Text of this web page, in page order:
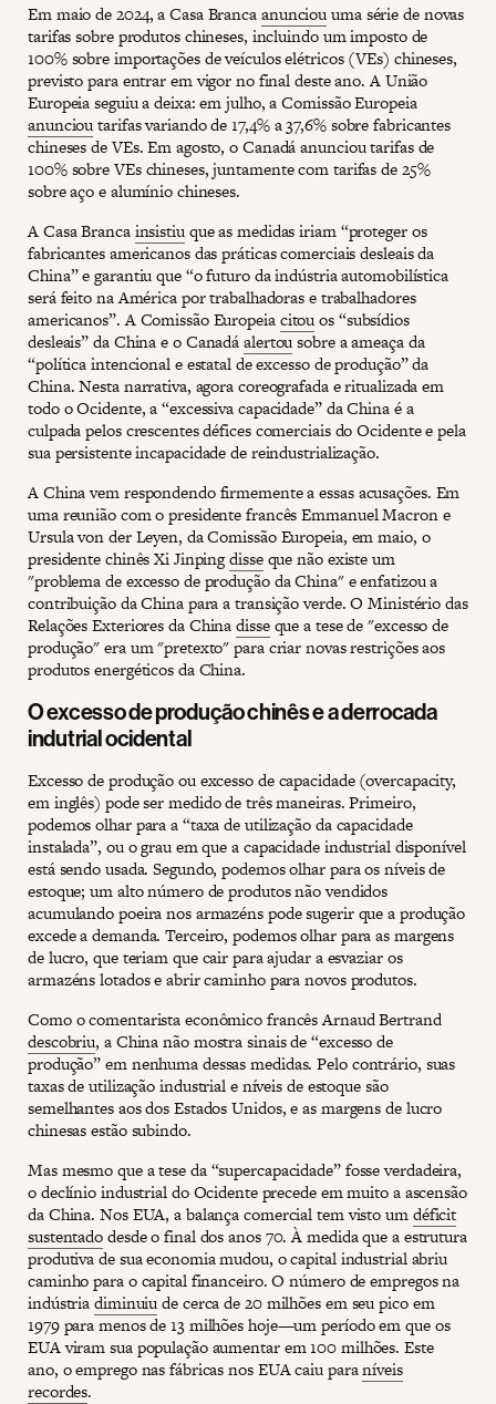
Em maio de 2024, a Casa Brancaanunciouuma série de novas
tarifas sobre produtos chineses, incluindo um imposto de
100% sobre importações de veículos elétricos (VEs) chineses,
previsto para entrar em vigor no final deste ano. A União
Europeia seguiu a deixa: em julho, a Comissão Europeia
anuncioutarifas variando de 17,4% a 37,6% sobre fabricantes
chineses de VEs. Em agosto, o Canadá anunciou tarifas de
100% sobre VEs chineses, juntamente com tarifas de 25%
sobre aço e alumínio chineses.
A Casa Brancainsistiuque as medidas iriam “proteger os
fabricantes americanos das práticas comerciais desleais da
China” e garantiu que “o futuro da indústria automobilística
será feito na América por trabalhadoras e trabalhadores
americanos”. A Comissão Europeiacitouos “subsídios
desleais” da China e o Canadáalertousobre a ameaça da
“política intencional e estatal de excesso de produção” da
China. Nesta narrativa, agora coreografada e ritualizada em
todo o Ocidente, a “excessiva capacidade” da China é a
culpada pelos crescentes défices comerciais do Ocidente e pela
sua persistente incapacidade de reindustrialização.
A China vem respondendo firmemente a essas acusações. Em
uma reunião com o presidente francês Emmanuel Macron e
Ursula von der Leyen, da Comissão Europeia, em maio, o
presidente chinês Xi Jinpingdisseque não existe um
"problema de excesso de produção da China" e enfatizou a
contribuição da China para a transição verde. O Ministério das
Relações Exteriores da Chinadisseque a tese de "excesso de
produção" era um "pretexto" para criar novas restrições aos
produtos energéticos da China.
O excesso de produção chinês e a derrocada
indutrial ocidental
Excesso de produção ou excesso de capacidade (overcapacity,
em inglês) pode ser medido de três maneiras. Primeiro,
podemos olhar para a “taxa de utilização da capacidade
instalada”, ou o grau em que a capacidade industrial disponível
está sendo usada. Segundo, podemos olhar para os níveis de
estoque; um alto número de produtos não vendidos
acumulando poeira nos armazéns pode sugerir que a produção
excede a demanda. Terceiro, podemos olhar para as margens
de lucro, que teriam que cair para ajudar a esvaziar os
armazéns lotados e abrir caminho para novos produtos.
Como o comentarista econômico francês Arnaud Bertrand
descobriu, a China não mostra sinais de “excesso de
produção” em nenhuma dessas medidas. Pelo contrário, suas
taxas de utilização industrial e níveis de estoque são
semelhantes aos dos Estados Unidos, e as margens de lucro
chinesas estão subindo.
Mas mesmo que a tese da “supercapacidade” fosse verdadeira,
o declínio industrial do Ocidente precede em muito a ascensão
da China. Nos EUA, a balança comercial tem visto umdéficit
sustentadodesde o final dos anos 70. À medida que a estrutura
produtiva de sua economia mudou, o capital industrial abriu
caminho para o capital financeiro. O número de empregos na
indústriadiminuiude cerca de 20 milhões em seu pico em
1979 para menos de 13 milhões hoje—um período em que os
EUA viram sua população aumentar em 100 milhões. Este
ano, o emprego nas fábricas nos EUA caiu paraníveis
recordes.